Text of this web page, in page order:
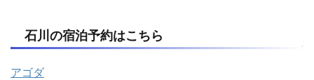
石川の宿泊予約はこちら
アゴダ